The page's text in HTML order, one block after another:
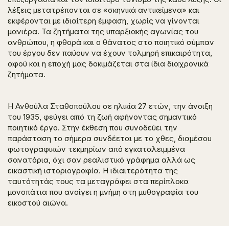
λέξεις μετατρέπονται σε «σκηνικά αντικείμενα» και
εκφέρονται με ιδιαίτερη έμφαση, χωρίς να γίνονται
μανιέρα. Τα ζητήματα της υπαρξιακής αγωνίας του
ανθρώπου, η φθορά και ο θάνατος στο ποιητικό σύμπαν
του έργου δεν παύουν να έχουν τολμηρή επικαιρότητα,
αφού και η εποχή μας δοκιμάζεται στα ίδια διαχρονικά
ζητήματα.
Η Ανθούλα Σταθοπούλου σε ηλικία 27 ετών, την άνοιξη
του 1935, φεύγει από τη ζωή αφήνοντας σημαντικό
ποιητικό έργο. Στην έκθεση που συνοδεύει την
παράσταση το σήμερα συνδέεται με το χθες, διαμέσου
φωτογραφικών τεκμηρίων από εγκαταλειμμένα
σανατόρια, όχι σαν ρεαλιστικό γράφημα αλλά ως
εικαστική ιστοριογραφία. Η ιδιαιτερότητα της
ταυτότητάς τους τα μεταγράφει στα περίπλοκα
μονοπάτια που ανοίγει η μνήμη στη μυθογραφία του
εικοστού αιώνα.